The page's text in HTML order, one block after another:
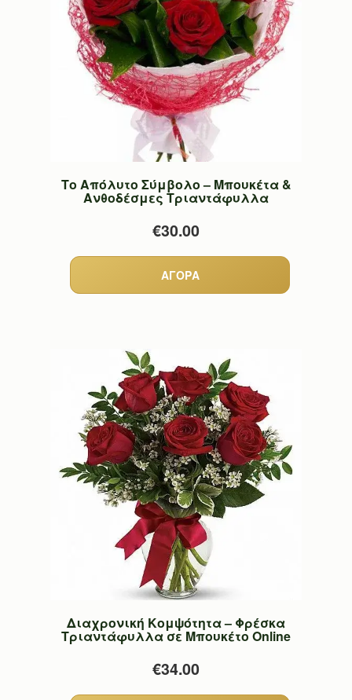
Το Απόλυτο Σύμβολο – Μπουκέτα &
Ανθοδέσμες Τριαντάφυλλα
€30.00
Διαχρονική Κομψότητα – Φρέσκα
Τριαντάφυλλα σε Μπουκέτο Online
€34.00